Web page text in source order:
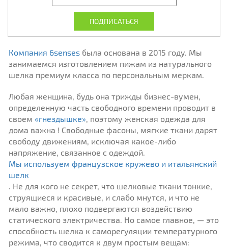
Компания 6senses была основана в 2015 году. Мы
занимаемся изготовлением пижам из натурального
шелка премиум класса по персональным меркам.
Любая женщина, будь она трижды бизнес-вумен,
определенную часть свободного времени проводит в
своем «гнездышке», поэтому женская одежда для
дома важна ! Свободные фасоны, мягкие ткани дарят
свободу движениям, исключая какое-либо
напряжение, связанное с одеждой.
Мы используем французское кружево и итальянский
шелк
. Не для кого не секрет, что шелковые ткани тонкие,
струящиеся и красивые, и слабо мнутся, и что не
мало важно, плохо подвергаются воздействию
статического электричества. Но самое главное, — это
способность шелка к саморегуляции температурного
режима, что сводится к двум простым вещам: